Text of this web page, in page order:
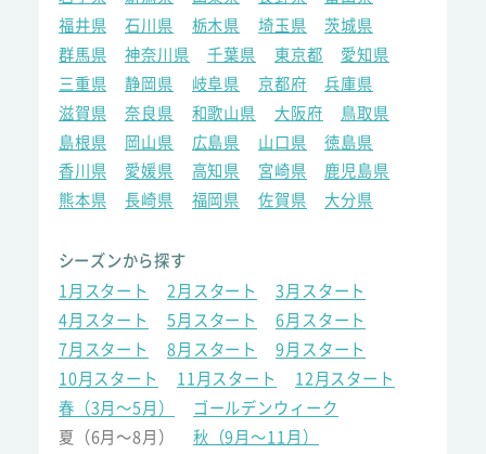
福井県
石川県 栃木県 埼玉県
茨城県
群馬県
神奈川県 千葉県 東京都
愛知県
三重県
静岡県 岐阜県 京都府
兵庫県
滋賀県
奈良県 和歌山県 大阪府
鳥取県
島根県
岡山県 広島県 山口県
徳島県
香川県
愛媛県 高知県 宮崎県
鹿児島県
熊本県
長崎県 福岡県 佐賀県 大分県
シーズンから探す
1月スタート
2月スタート
3月スタート
4月スタート
5月スタート
6月スタート
7月スタート
8月スタート
9月スタート
10月スタート
11月スタート
12月スタート
春（3月～5月）
ゴールデンウィーク
夏（6月～8月）
秋（9月～11月）